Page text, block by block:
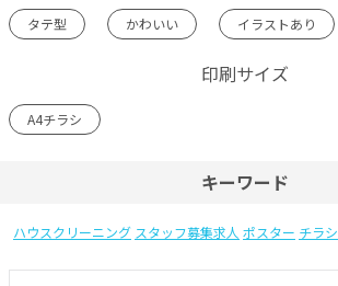
タテ型 かわいい イラストあり
印刷サイズ
A4チラシ
キーワード
ハウスクリーニング スタッフ募集求人 ポスター チラシ